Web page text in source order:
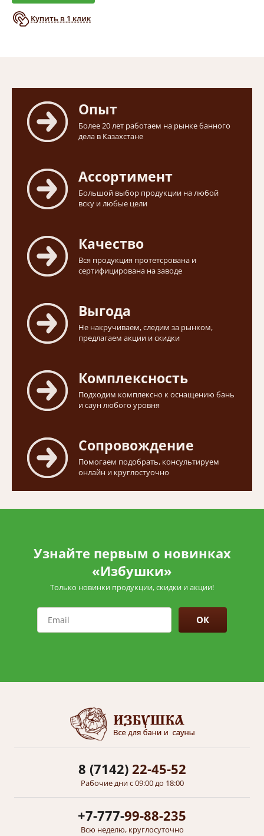
Купить в 1 клик
Опыт
Более 20 лет работаем на рынке банного
дела в Казахстане
Ассортимент
Большой выбор продукции на любой
вску и любые цели
Качество
Вся продукция протетсрована и
сертифицирована на заводе
Выгода
Не накручиваем, следим за рынком,
предлагаем акции и скидки
Комплексность
Подходим комплексно к оснащению бань
и саун любого уровня
Сопровождение
Помогаем подобрать, консультируем
онлайн и круглостуочно
Узнайте первым о новинках
«Избушки»
Только новинки продукции, скидки и акции!
ОК
8 (7142)22-45-52
Рабочие дни с 09:00 до 18:00
+7-777-99-88-235
Всю неделю, круглосуточно